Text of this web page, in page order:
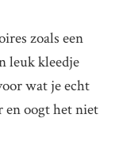
zoals een
leuk kleedje
wat je echt
oogt het niet